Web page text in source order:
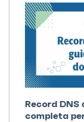
Record
completa